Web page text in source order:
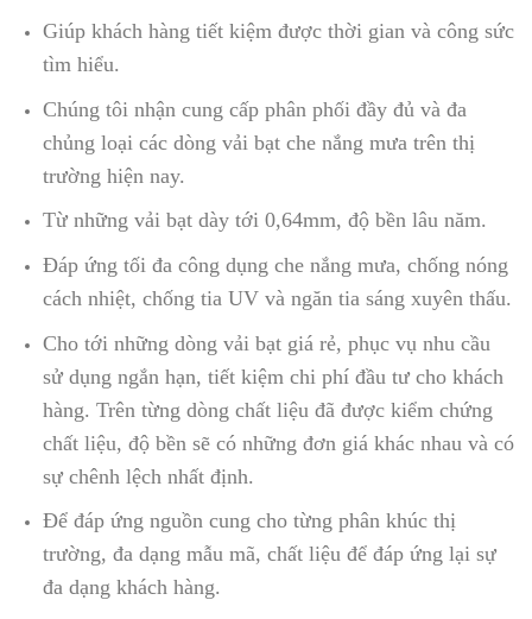
Giúp khách hàng tiết kiệm được thời gian và công sức
tìm hiểu.
Chúng tôi nhận cung cấp phân phối đầy đủ và đa
chủng loại các dòng vải bạt che nắng mưa trên thị
trường hiện nay.
Từ những vải bạt dày tới 0,64mm, độ bền lâu năm.
Đáp ứng tối đa công dụng che nắng mưa, chống nóng
cách nhiệt, chống tia UV và ngăn tia sáng xuyên thấu.
Cho tới những dòng vải bạt giá rẻ, phục vụ nhu cầu
sử dụng ngắn hạn, tiết kiệm chi phí đầu tư cho khách
hàng. Trên từng dòng chất liệu đã được kiểm chứng
chất liệu, độ bền sẽ có những đơn giá khác nhau và có
sự chênh lệch nhất định.
Để đáp ứng nguồn cung cho từng phân khúc thị
trường, đa dạng mẫu mã, chất liệu để đáp ứng lại sự
đa dạng khách hàng.